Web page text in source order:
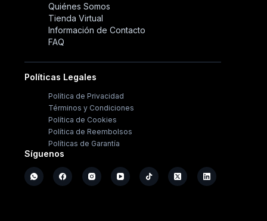
Quiénes Somos
Tienda Virtual
Información de Contacto
FAQ
Políticas Legales
Política de Privacidad
Términos y Condiciones
Política de Cookies
Política de Reembolsos
Políticas de Garantía
Síguenos